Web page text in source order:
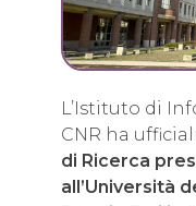
L’Istituto di
CNR ha
di Ricerca
all’Università